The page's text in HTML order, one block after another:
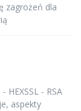
zagrożeń dla
HEXSSL - RSA
aspekty